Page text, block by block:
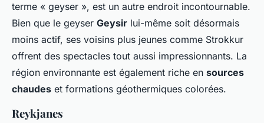
terme « geyser », est un autre endroit incontournable.
Bien que le geyser Geysir lui-même soit désormais
moins actif, ses voisins plus jeunes comme Strokkur
offrent des spectacles tout aussi impressionnants. La
région environnante est également riche en sources
chaudes et formations géothermiques colorées.
Reykjanes